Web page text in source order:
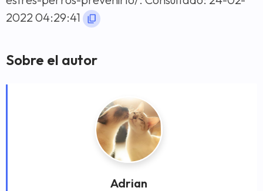
2022 04:29:41
Sobre el autor
Adrian